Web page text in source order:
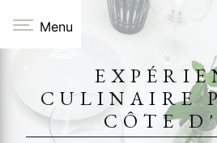
Menu
CULINAIRE
CÔTE
Panneau de gestion des cookies